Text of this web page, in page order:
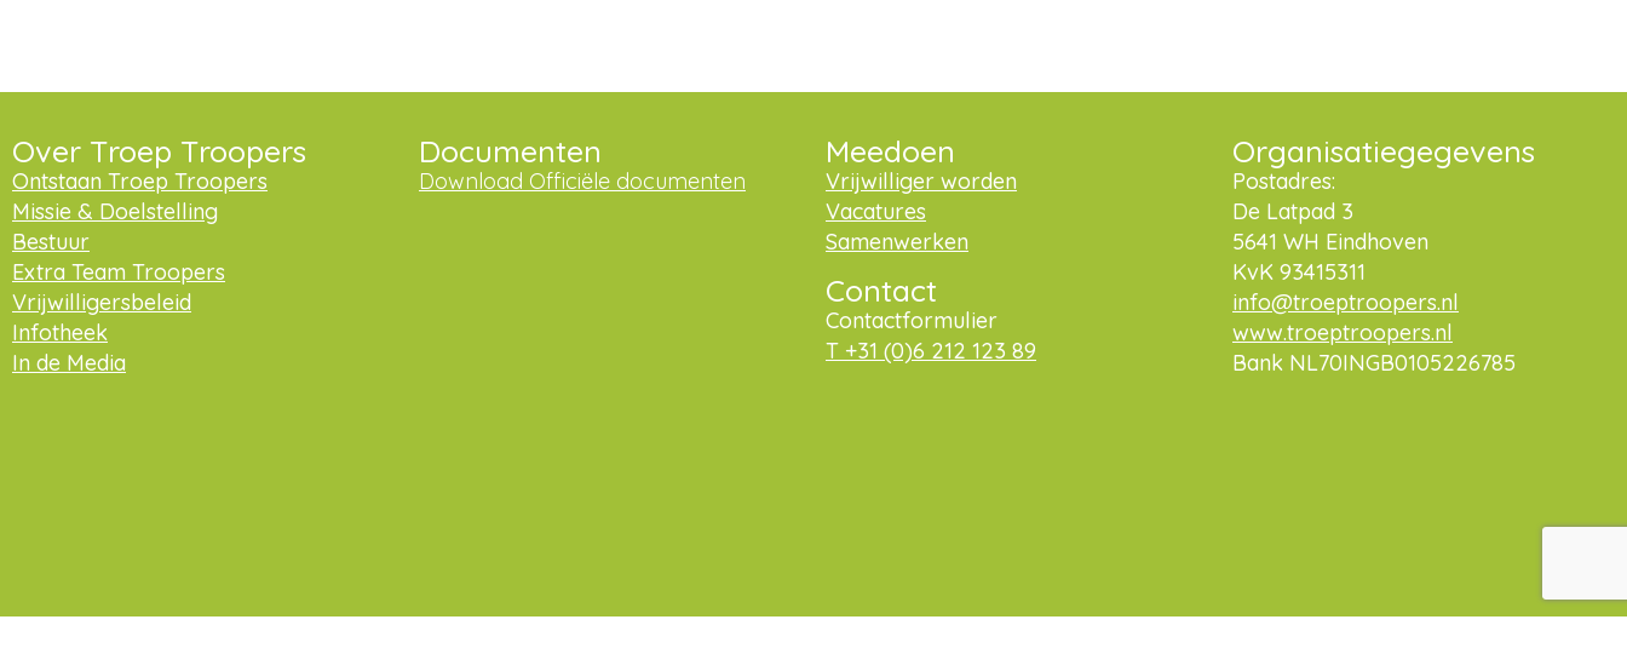
Over Troep Troopers
Ontstaan Troep Troopers
Missie & Doelstelling
Bestuur
Extra Team Troopers
Vrijwilligersbeleid
Infotheek
In de Media
Documenten
Download Officiële documenten
Meedoen
Vrijwilliger worden
Vacatures
Samenwerken
Contact
Contactformulier
T +31 (0)6 212 123 89
Organisatiegegevens
Postadres:
De Latpad 3
5641 WH Eindhoven
KvK 93415311
info@troeptroopers.nl
www.troeptroopers.nl
Bank NL70INGB0105226785